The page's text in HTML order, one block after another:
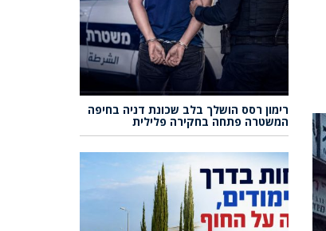
רימון רסס הושלך בלב שכונת דניה בחיפה
המשטרה פתחה בחקירה פלילית